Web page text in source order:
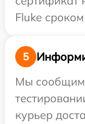
Fluke
5
Мы
курьер